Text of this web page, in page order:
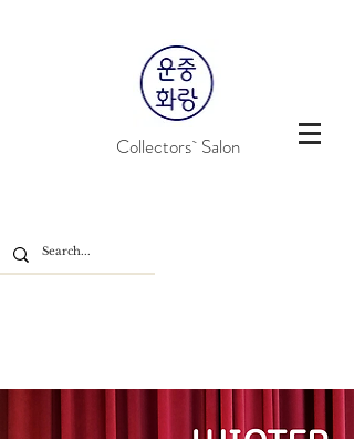
Collectors` Salon